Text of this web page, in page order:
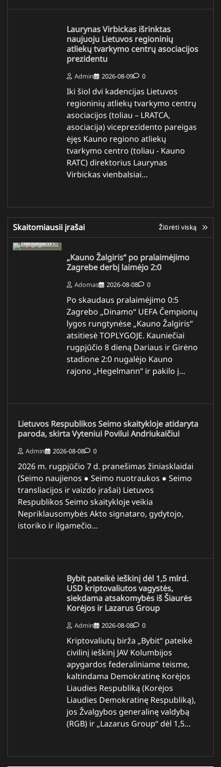
Laurynas Virbickas išrinktas
naujuoju Lietuvos regioninių
atliekų tvarkymo centrų asociacijos
prezidentu
Admin 2026-08-09 0
Iki šiol dvi kadencijas Lietuvos
regioninių atliekų tvarkymo centrų
asociacijos (toliau – LRATCA,
asociacija) viceprezidento pareigas
ėjęs Kauno regiono atliekų
tvarkymo centro (toliau - Kauno
RATC) direktorius Laurynas
Virbickas vienbalsiai…
Skaitomiausii įrašai Žiūrėti viską
„Kauno Žalgiris“ po pralaimėjimo
Zagrebe derbį laimėjo 2:0
Adomas 2026-08-08 0
Po skaudaus pralaimėjimo 0:5
Zagrebo „Dinamo“ UEFA Čempionų
lygos rungtynėse „Kauno Žalgiris“
atsitiesė TOPLYGOJE. Kauniečiai
rugpjūčio 8 dieną Dariaus ir Girėno
stadione 2:0 nugalėjo Kauno
rajono „Hegelmann“ ir pakilo į…
Lietuvos Respublikos Seimo skaitykloje atidaryta
paroda, skirta Vyteniui Povilui Andriukaičiui
Admin 2026-08-08 0
2026 m. rugpjūčio 7 d. pranešimas žiniasklaidai
(Seimo naujienos ● Seimo nuotraukos ● Seimo
transliacijos ir vaizdo įrašai) Lietuvos
Respublikos Seimo skaitykloje veikia
Nepriklausomybės Akto signataro, gydytojo,
istoriko ir ilgamečio…
Bybit pateikė ieškinį dėl 1,5 mlrd.
USD kriptovaliutos vagystės,
siekdama atsakomybės iš Šiaurės
Korėjos ir Lazarus Group
Admin 2026-08-08 0
Kriptovaliutų birža „Bybit“ pateikė
civilinį ieškinį JAV Kolumbijos
apygardos federaliniame teisme,
kaltindama Demokratinę Korėjos
Liaudies Respubliką (Korėjos
Liaudies Demokratinę Respubliką),
jos Žvalgybos generalinę valdybą
(RGB) ir „Lazarus Group“ dėl 1,5…